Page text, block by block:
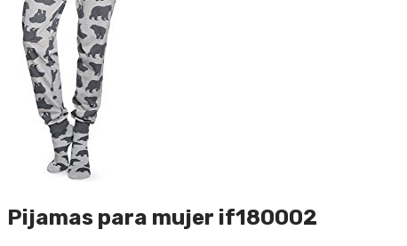
Pijamas para mujer if180002